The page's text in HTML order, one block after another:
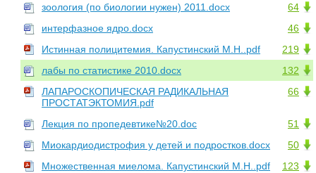
64
зоология (по биологии нужен) 2011.docx
46
интерфазное ядро.docx
219
Истинная полицитемия. Капустинский М.Н..pdf
132
лабы по статистике 2010.docx
66
ЛАПАРОСКОПИЧЕСКАЯ РАДИКАЛЬНАЯ
ПРОСТАТЭКТОМИЯ.pdf
51
Лекция по пропедевтике№20.doc
50
Миокардиодистрофия у детей и подростков.docx
123
Множественная миелома. Капустинский М.Н..pdf